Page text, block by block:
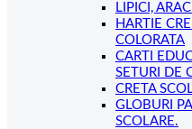
LIPICI,
HARTIE
COLORATA
CARTI
SETURI DE
CRETA
GLOBURI
SCOLARE.